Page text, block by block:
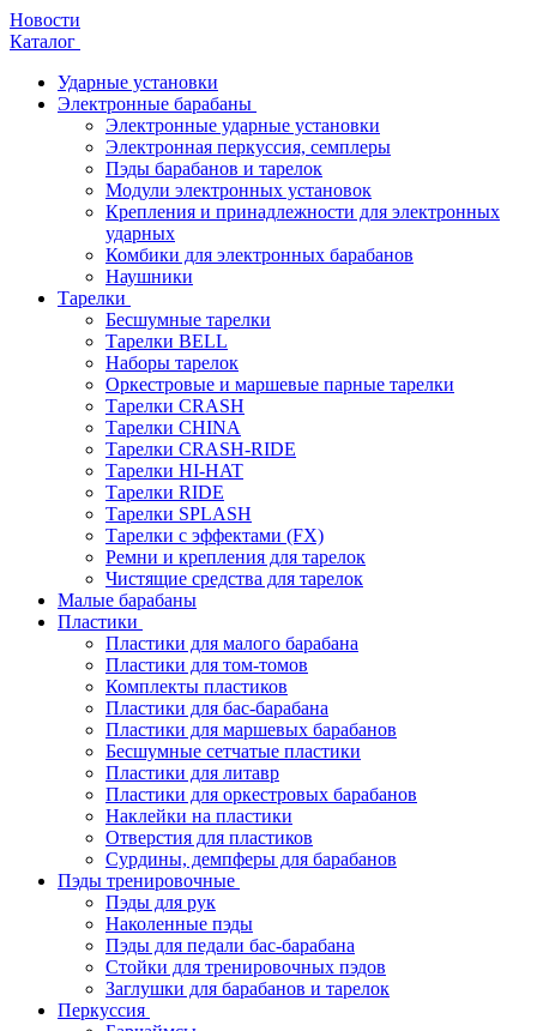
Новости
Каталог
Ударные установки
Электронные барабаны
Электронные ударные установки
Электронная перкуссия, семплеры
Пэды барабанов и тарелок
Модули электронных установок
Крепления и принадлежности для электронных
ударных
Комбики для электронных барабанов
Наушники
Тарелки
Бесшумные тарелки
Тарелки BELL
Наборы тарелок
Оркестровые и маршевые парные тарелки
Тарелки CRASH
Тарелки CHINA
Тарелки CRASH-RIDE
Тарелки HI-HAT
Тарелки RIDE
Тарелки SPLASH
Тарелки с эффектами (FX)
Ремни и крепления для тарелок
Чистящие средства для тарелок
Малые барабаны
Пластики
Пластики для малого барабана
Пластики для том-томов
Комплекты пластиков
Пластики для бас-барабана
Пластики для маршевых барабанов
Бесшумные сетчатые пластики
Пластики для литавр
Пластики для оркестровых барабанов
Наклейки на пластики
Отверстия для пластиков
Сурдины, демпферы для барабанов
Пэды тренировочные
Пэды для рук
Наколенные пэды
Пэды для педали бас-барабана
Стойки для тренировочных пэдов
Заглушки для барабанов и тарелок
Перкуссия